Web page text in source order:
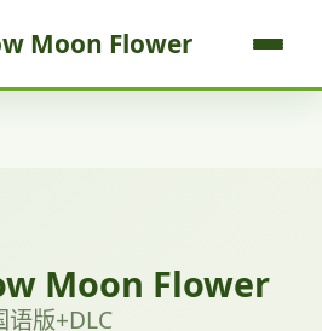
Moon Flower
Moon Flower
版+DLC